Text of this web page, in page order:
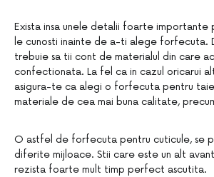
Exista insa unele detalii foarte importante
le cunosti inainte de a-ti alege forfecuta.
trebuie sa tii cont de materialul din care
confectionata. La fel ca in cazul oricarui
asigura-te ca alegi o forfecuta pentru
materiale de cea mai buna calitate,
O astfel de forfecuta pentru cuticule, se
diferite mijloace. Stii care este un alt
rezista foarte mult timp perfect ascutita.